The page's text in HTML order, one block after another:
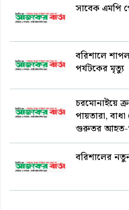
সাবেক এমপি
বরিশালে
পর্যটকের মৃত্যু
চরমোনাইয়ে
পায়তারা,
গুরুতর আহত-
বরিশালের